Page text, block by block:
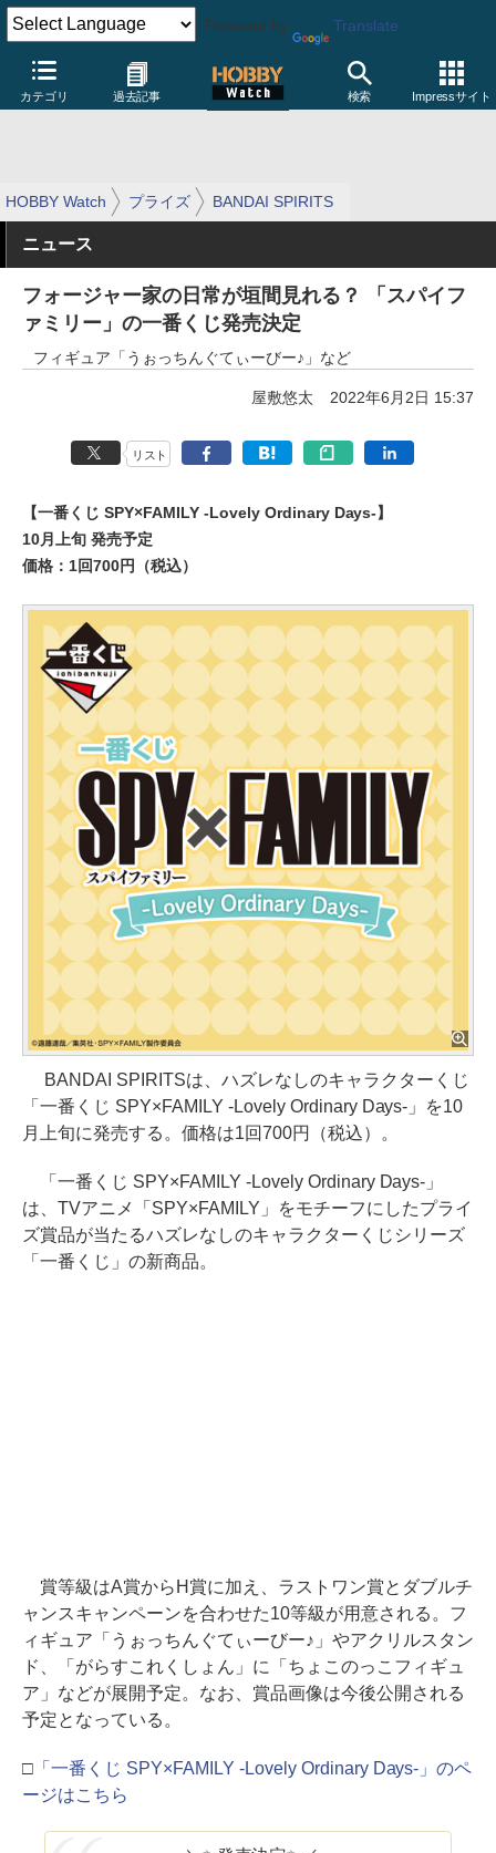
Powered by Translate
カテゴリ 過去記事 検索 Impressサイト
HOBBY Watch プライズ BANDAI SPIRITS
ニュース
フォージャー家の日常が垣間見れる？ 「スパイフ
ァミリー」の一番くじ発売決定
フィギュア「うぉっちんぐてぃーびー♪」など
屋敷悠太 2022年6月2日 15:37
リスト
【一番くじ SPY×FAMILY -Lovely Ordinary Days-】
10月上旬 発売予定
価格：1回700円（税込）
BANDAI SPIRITSは、ハズレなしのキャラクターくじ
「一番くじ SPY×FAMILY -Lovely Ordinary Days-」を10
月上旬に発売する。価格は1回700円（税込）。
「一番くじ SPY×FAMILY -Lovely Ordinary Days-」
は、TVアニメ「SPY×FAMILY」をモチーフにしたプライ
ズ賞品が当たるハズレなしのキャラクターくじシリーズ
「一番くじ」の新商品。
賞等級はA賞からH賞に加え、ラストワン賞とダブルチ
ャンスキャンペーンを合わせた10等級が用意される。フ
ィギュア「うぉっちんぐてぃーびー♪」やアクリルスタン
ド、「がらすこれくしょん」に「ちょこのっこフィギュ
ア」などが展開予定。なお、賞品画像は今後公開される
予定となっている。
□ 「一番くじ SPY×FAMILY -Lovely Ordinary Days-」のペ
ージはこちら